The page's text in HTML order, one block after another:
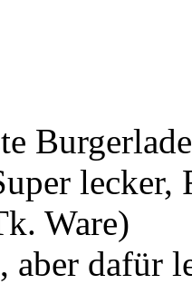
lecker,
Ware)
dafür